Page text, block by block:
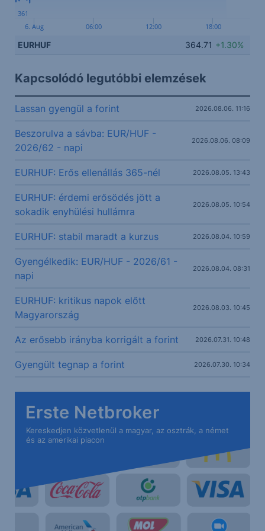
6. Aug 06:00 12:00 18:00
361
EURHUF 364.71 +1.30%
Kapcsolódó legutóbbi elemzések
Lassan gyengül a forint 2026.08.06. 11:16
Beszorulva a sávba: EUR/HUF -
2026/62 - napi
2026.08.06. 08:09
EURHUF: Erős ellenállás 365-nél 2026.08.05. 13:43
EURHUF: érdemi erősödés jött a
sokadik enyhülési hullámra
2026.08.05. 10:54
EURHUF: stabil maradt a kurzus 2026.08.04. 10:59
Gyengélkedik: EUR/HUF - 2026/61 -
napi
2026.08.04. 08:31
EURHUF: kritikus napok előtt
Magyarország
2026.08.03. 10:45
Az erősebb irányba korrigált a forint 2026.07.31. 10:48
Gyengült tegnap a forint 2026.07.30. 10:34
Erste Netbroker
Kereskedjen közvetlenül a magyar, az osztrák, a német
és az amerikai piacon